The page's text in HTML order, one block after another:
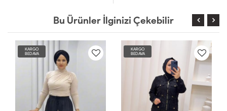
Bu Ürünler İlginizi Çekebilir
KARGO
BEDAVA
KARGO
BEDAVA